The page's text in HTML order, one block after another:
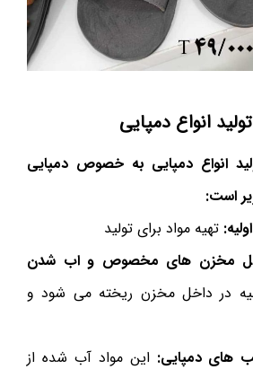
انواع دمپایی
انواع دمپایی به خصوص دمپایی
است:
تهیه مواد برای تولید
مخزن های مخصوص و اب شدن
در داخل مخزن ریخته می شود و
های دمپایی: این مواد آب شده از